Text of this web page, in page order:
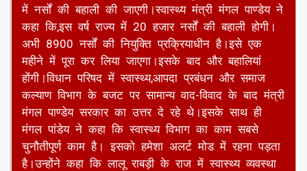
में नर्सों की बहाली की जाएगी।स्वास्थ्य मंत्री मंगल पाण्डेय ने
कहा कि,इस वर्ष राज्य में 20 हजार नर्सों की बहाली होगी।
अभी 8900 नर्सों की नियुक्ति प्रक्रियाधीन है।इसे एक
महीने में पूरा कर लिया जाएगा।इसके बाद और बहालियां
होंगी।विधान परिषद में स्वास्थ्य,आपदा प्रबंधन और समाज
कल्याण विभाग के बजट पर सामान्य वाद-विवाद के बाद मंत्री
मंगल पाण्डेय सरकार का उत्तर दे रहे थे।इसके साथ ही
मंगल पांडेय ने कहा कि स्वास्थ्य विभाग का काम सबसे
चुनौतीपूर्ण काम है। इसको हमेशा अलर्ट मोड में रहना पड़ता
है।उन्होंने कहा कि लालू राबड़ी के राज में स्वास्थ्य व्यवस्था